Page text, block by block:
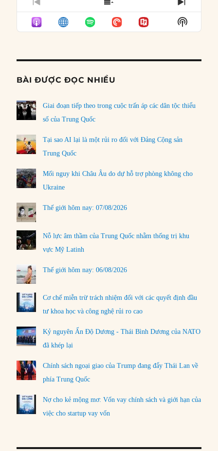
PREVIOUS
EPISODE
SHOW
EPISODES
LIST
NEXT
Show
Podcast
BÀI ĐƯỢC ĐỌC NHIỀU
Giai đoạn tiếp theo trong cuộc trấn áp các dân tộc thiểu
số của Trung Quốc
Tại sao AI lại là một rủi ro đối với Đảng Cộng sản
Trung Quốc
Mối nguy khi Châu Âu do dự hỗ trợ phòng không cho
Ukraine
Thế giới hôm nay: 07/08/2026
Nỗ lực âm thầm của Trung Quốc nhằm thống trị khu
vực Mỹ Latinh
Thế giới hôm nay: 06/08/2026
Cơ chế miễn trừ trách nhiệm đối với các quyết định đầu
tư khoa học và công nghệ rủi ro cao
Kỷ nguyên Ấn Độ Dương - Thái Bình Dương của NATO
đã khép lại
Chính sách ngoại giao của Trump đang đẩy Thái Lan về
phía Trung Quốc
Nợ cho kẻ mộng mơ: Vốn vay chính sách và giới hạn của
việc cho startup vay vốn